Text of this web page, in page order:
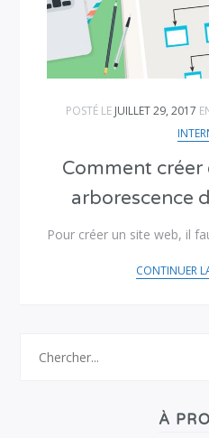
POSTÉ LE JUILLET 29, 2017
Comment créer
arborescence
Pour créer un site web, il
CONTINUER
À